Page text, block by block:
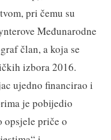
pri čemu su
Međunarodne
član, a koja se
izbora 2016.
ujedno financirao i
je pobijedio
opsjele priče o